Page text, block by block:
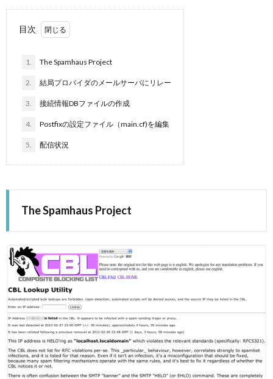
目次
1. The Spamhaus Project
2. 結局プロバイダのメールサーバにリレー
3. 接続情報DBファイルの作成
4. Postfixの設定ファイル（main.cf)を編集
5. 配信状況
The Spamhaus Project